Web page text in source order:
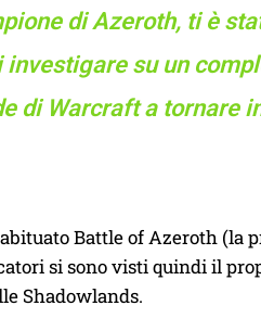
di Azeroth, ti è
investigare su un
di Warcraft a tornare
Battle of Azeroth (la
si sono visti quindi il
Shadowlands.